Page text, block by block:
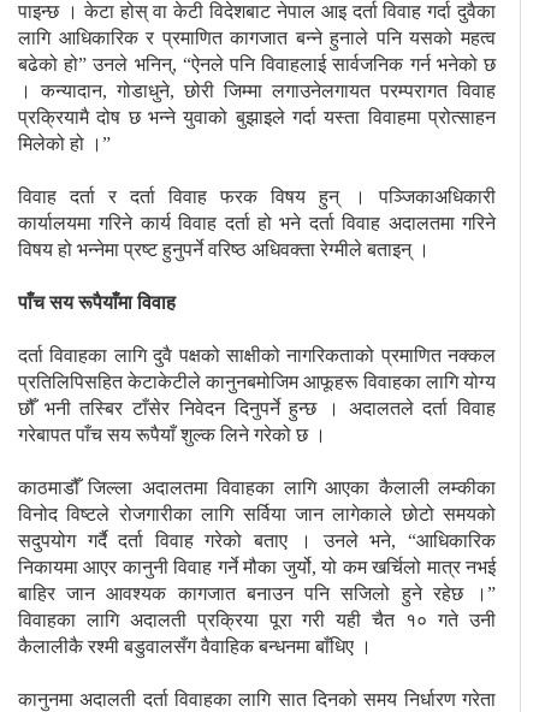
पाइन्छ । केटा होस् वा केटी विदेशबाट नेपाल आइ दर्ता विवाह गर्दा दुवैका
लागि आधिकारिक र प्रमाणित कागजात बन्ने हुनाले पनि यसको महत्व
बढेको हो” उनले भनिन्, “ऐनले पनि विवाहलाई सार्वजनिक गर्न भनेको छ
। कन्यादान, गोडाधुने, छोरी जिम्मा लगाउनेलगायत परम्परागत विवाह
प्रक्रियामै दोष छ भन्ने युवाको बुझाइले गर्दा यस्ता विवाहमा प्रोत्साहन
मिलेको हो ।”
विवाह दर्ता र दर्ता विवाह फरक विषय हुन् । पञ्जिकाअधिकारी
कार्यालयमा गरिने कार्य विवाह दर्ता हो भने दर्ता विवाह अदालतमा गरिने
विषय हो भन्नेमा प्रष्ट हुनुपर्ने वरिष्ठ अधिवक्ता रेग्मीले बताइन् ।
पाँच सय रूपैयाँमा विवाह
दर्ता विवाहका लागि दुवै पक्षको साक्षीको नागरिकताको प्रमाणित नक्कल
प्रतिलिपिसहित केटाकेटीले कानुनबमोजिम आफूहरू विवाहका लागि योग्य
छौँ भनी तस्बिर टाँसेर निवेदन दिनुपर्ने हुन्छ । अदालतले दर्ता विवाह
गरेबापत पाँच सय रूपैयाँ शुल्क लिने गरेको छ ।
काठमाडौँ जिल्ला अदालतमा विवाहका लागि आएका कैलाली लम्कीका
विनोद विष्टले रोजगारीका लागि सर्विया जान लागेकाले छोटो समयको
सदुपयोग गर्दै दर्ता विवाह गरेको बताए । उनले भने, “आधिकारिक
निकायमा आएर कानुनी विवाह गर्ने मौका जुर्यो, यो कम खर्चिलो मात्र नभई
बाहिर जान आवश्यक कागजात बनाउन पनि सजिलो हुने रहेछ ।”
विवाहका लागि अदालती प्रक्रिया पूरा गरी यही चैत १० गते उनी
कैलालीकै रश्मी बडुवालसँग वैवाहिक बन्धनमा बाँधिए ।
कानुनमा अदालती दर्ता विवाहका लागि सात दिनको समय निर्धारण गरेता